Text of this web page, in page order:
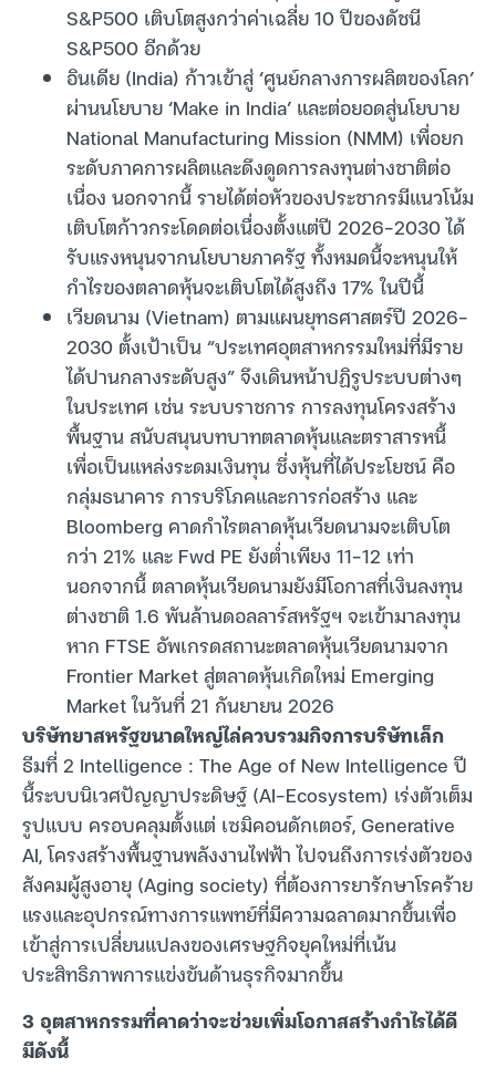
S&P500 เติบโตสูงกว่าค่าเฉลี่ย 10 ปีของดัชนี
S&P500 อีกด้วย
อินเดีย (India) ก้าวเข้าสู่ ‘ศูนย์กลางการผลิตของโลก’
ผ่านนโยบาย ‘Make in India’ และต่อยอดสู่นโยบาย
National Manufacturing Mission (NMM) เพื่อยก
ระดับภาคการผลิตและดึงดูดการลงทุนต่างชาติต่อ
เนื่อง นอกจากนี้ รายได้ต่อหัวของประชากรมีแนวโน้ม
เติบโตก้าวกระโดดต่อเนื่องตั้งแต่ปี 2026-2030 ได้
รับแรงหนุนจากนโยบายภาครัฐ ทั้งหมดนี้จะหนุนให้
กำไรของตลาดหุ้นจะเติบโตได้สูงถึง 17% ในปีนี้
เวียดนาม (Vietnam) ตามแผนยุทธศาสตร์ปี 2026-
2030 ตั้งเป้าเป็น “ประเทศอุตสาหกรรมใหม่ที่มีราย
ได้ปานกลางระดับสูง” จึงเดินหน้าปฏิรูประบบต่างๆ
ในประเทศ เช่น ระบบราชการ การลงทุนโครงสร้าง
พื้นฐาน สนับสนุนบทบาทตลาดหุ้นและตราสารหนี้
เพื่อเป็นแหล่งระดมเงินทุน ซึ่งหุ้นที่ได้ประโยชน์ คือ
กลุ่มธนาคาร การบริโภคและการก่อสร้าง และ
Bloomberg คาดกำไรตลาดหุ้นเวียดนามจะเติบโต
กว่า 21% และ Fwd PE ยังต่ำเพียง 11-12 เท่า
นอกจากนี้ ตลาดหุ้นเวียดนามยังมีโอกาสที่เงินลงทุน
ต่างชาติ 1.6 พันล้านดอลลาร์สหรัฐฯ จะเข้ามาลงทุน
หาก FTSE อัพเกรดสถานะตลาดหุ้นเวียดนามจาก
Frontier Market สู่ตลาดหุ้นเกิดใหม่ Emerging
Market ในวันที่ 21 กันยายน 2026
บริษัทยาสหรัฐขนาดใหญ่ไล่ควบรวมกิจการบริษัทเล็ก
ธีมที่ 2 Intelligence : The Age of New Intelligence ปี
นี้ระบบนิเวศปัญญาประดิษฐ์ (AI-Ecosystem) เร่งตัวเต็ม
รูปแบบ ครอบคลุมตั้งแต่ เซมิคอนดักเตอร์, Generative
AI, โครงสร้างพื้นฐานพลังงานไฟฟ้า ไปจนถึงการเร่งตัวของ
สังคมผู้สูงอายุ (Aging society) ที่ต้องการยารักษาโรคร้าย
แรงและอุปกรณ์ทางการแพทย์ที่มีความฉลาดมากขึ้นเพื่อ
เข้าสู่การเปลี่ยนแปลงของเศรษฐกิจยุคใหม่ที่เน้น
ประสิทธิภาพการแข่งขันด้านธุรกิจมากขึ้น
3 อุตสาหกรรมที่คาดว่าจะช่วยเพิ่มโอกาสสร้างกำไรได้ดี
มีดังนี้